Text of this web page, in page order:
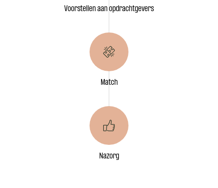
Voorstellen aan opdrachtgevers
Match
Nazorg